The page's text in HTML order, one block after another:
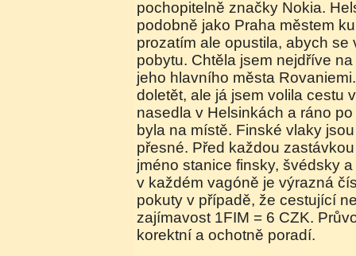
pochopitelně značky Nokia.
podobně jako Praha městem
prozatím ale opustila, abych se
pobytu. Chtěla jsem nejdříve
jeho hlavního města
doletět, ale já jsem volila cestu
nasedla v Helsinkách a ráno
byla na místě. Finské vlaky
přesné. Před každou
jméno stanice finsky, švédsky
v každém vagóně je výrazná
pokuty v případě, že cestující
zajímavost 1FIM = 6 CZK.
korektní a ochotně poradí.